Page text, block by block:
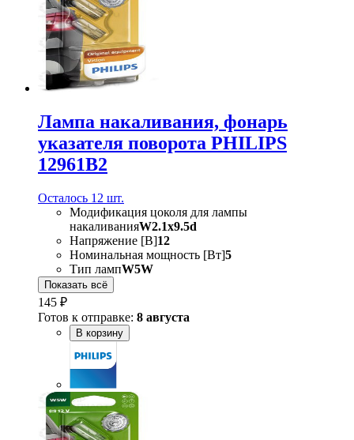
Лампа накаливания, фонарь
указателя поворота PHILIPS
12961B2
Осталось 12 шт.
Модификация цоколя для лампы
накаливанияW2.1x9.5d
Напряжение [В]12
Номинальная мощность [Вт]5
Тип лампW5W
Показать всё
145 ₽
Готов к отправке: 8 августа
В корзину